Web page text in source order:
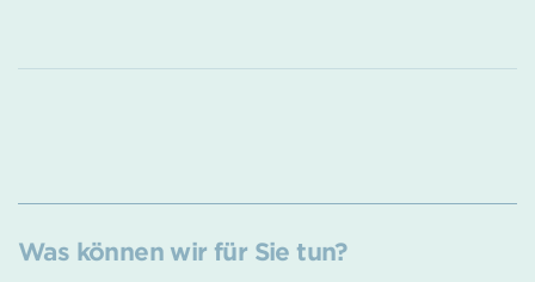
Was können wir für Sie tun?